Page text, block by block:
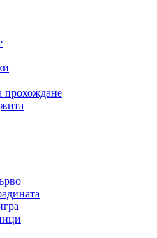
прохождане